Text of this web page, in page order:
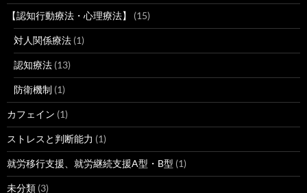
【認知行動療法・心理療法】 (15)
対人関係療法 (1)
認知療法 (13)
防衛機制 (1)
カフェイン (1)
ストレスと判断能力 (1)
就労移行支援、就労継続支援A型・B型 (1)
未分類 (3)